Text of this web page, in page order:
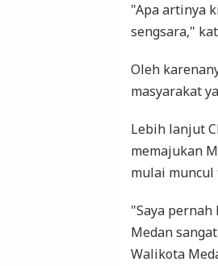
"Apa artinya
sengsara,"
Oleh
masyarakat
Lebih lanjut
memajukan
mulai muncul
"Saya pernah
Medan
Walikota